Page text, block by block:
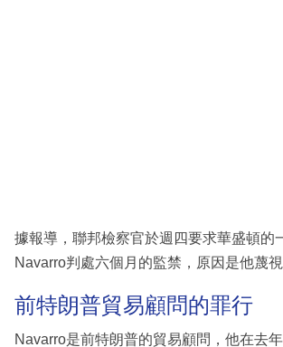
區
據報導，聯邦檢察官於週四要求華盛頓的
Navarro判處六個月的監禁，原因是他蔑視
前特朗普貿易顧問的罪行
Navarro是前特朗普的貿易顧問，他在去